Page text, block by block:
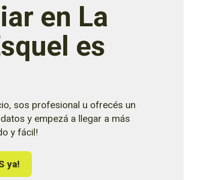
en La
es
sos profesional u ofrecés un
y empezá a llegar a más
y fácil!
ya!